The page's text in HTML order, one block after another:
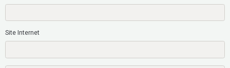
Site Internet